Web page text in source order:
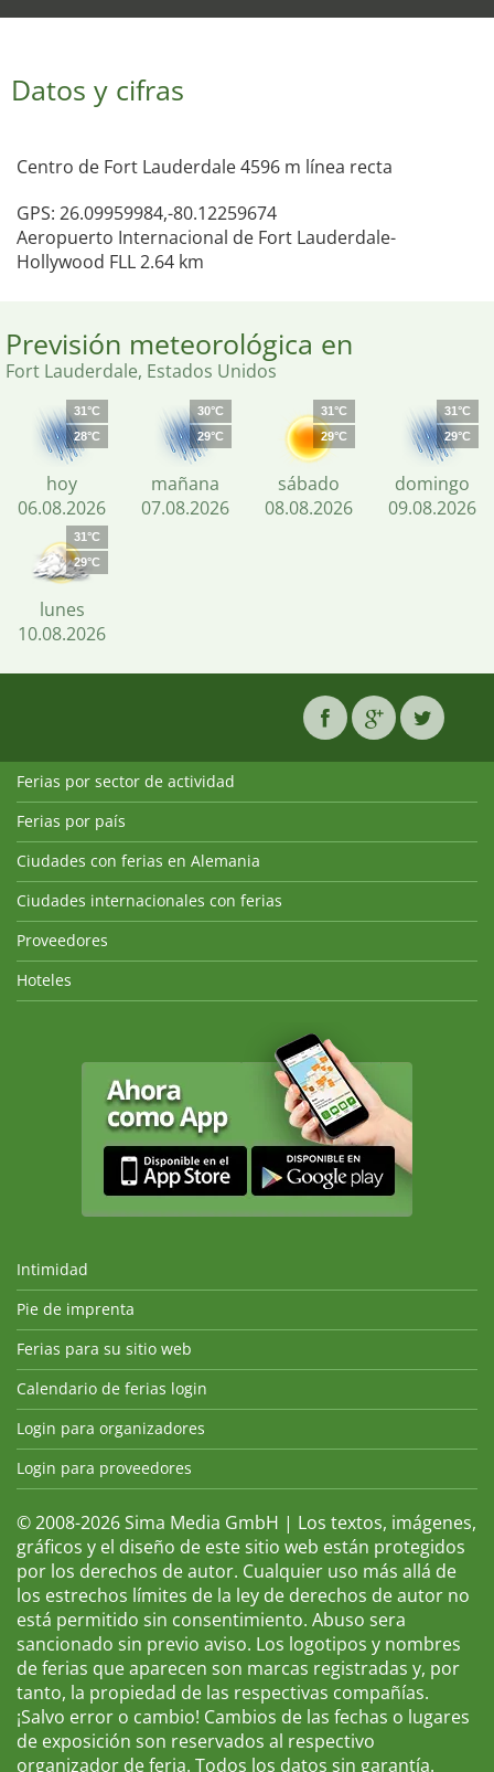
Datos y cifras
Centro de Fort Lauderdale 4596 m línea recta
GPS: 26.09959984,-80.12259674
Aeropuerto Internacional de Fort Lauderdale-
Hollywood FLL 2.64 km
Previsión meteorológica en
Fort Lauderdale, Estados Unidos
31°C
28°C
hoy
06.08.2026
30°C
29°C
mañana
07.08.2026
31°C
29°C
sábado
08.08.2026
31°C
29°C
domingo
09.08.2026
31°C
29°C
lunes
10.08.2026
Ferias por sector de actividad
Ferias por país
Ciudades con ferias en Alemania
Ciudades internacionales con ferias
Proveedores
Hoteles
Intimidad
Pie de imprenta
Ferias para su sitio web
Calendario de ferias login
Login para organizadores
Login para proveedores
© 2008-2026 Sima Media GmbH | Los textos, imágenes,
gráficos y el diseño de este sitio web están protegidos
por los derechos de autor. Cualquier uso más allá de
los estrechos límites de la ley de derechos de autor no
está permitido sin consentimiento. Abuso sera
sancionado sin previo aviso. Los logotipos y nombres
de ferias que aparecen son marcas registradas y, por
tanto, la propiedad de las respectivas compañías.
¡Salvo error o cambio! Cambios de las fechas o lugares
de exposición son reservados al respectivo
organizador de feria. Todos los datos sin garantía.